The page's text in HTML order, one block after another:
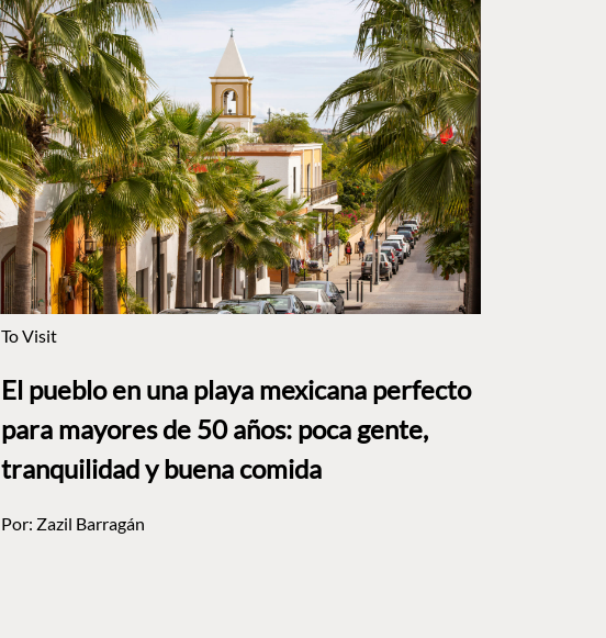
To Visit
El pueblo en una playa mexicana perfecto
para mayores de 50 años: poca gente,
tranquilidad y buena comida
Por: Zazil Barragán